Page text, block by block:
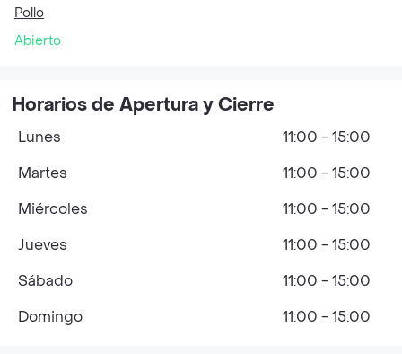
Pollo
Abierto
Horarios de Apertura y Cierre
Lunes
11:00 - 15:00
Martes
11:00 - 15:00
Miércoles
11:00 - 15:00
Jueves
11:00 - 15:00
Sábado
11:00 - 15:00
Domingo
11:00 - 15:00